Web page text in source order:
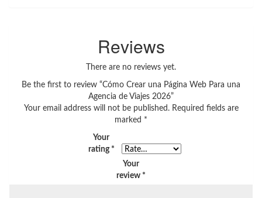
Reviews
There are no reviews yet.
Be the first to review “Cómo Crear una Página Web Para una
Agencia de Viajes 2026”
Your email address will not be published. Required fields are
marked *
Your
rating *
Your
review *